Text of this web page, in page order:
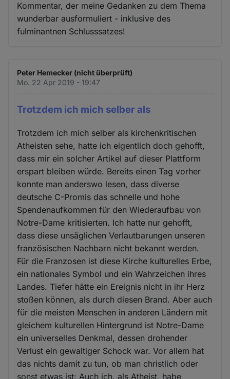
Kommentar, der meine Gedanken zu dem Thema
wunderbar ausformuliert - inklusive des
fulminantnen Schlusssatzes!
Peter Hemecker (nicht überprüft)
Mo. 22 Apr 2019 - 19:47
Trotzdem ich mich selber als
Trotzdem ich mich selber als kirchenkritischen
Atheisten sehe, hatte ich eigentlich doch gehofft,
dass mir ein solcher Artikel auf dieser Plattform
erspart bleiben würde. Bereits einen Tag vorher
konnte man anderswo lesen, dass diverse
deutsche C-Promis das schnelle und hohe
Spendenaufkommen für den Wiederaufbau von
Notre-Dame kritisierten. Ich hatte nur gehofft,
dass diese unsäglichen Verlautbarungen unseren
französischen Nachbarn nicht bekannt werden.
Für die Franzosen ist diese Kirche kulturelles Erbe,
ein nationales Symbol und ein Wahrzeichen ihres
Landes. Tiefer hätte ein Ereignis nicht in ihr Herz
stoßen können, als durch diesen Brand. Aber auch
für die meisten Menschen in anderen Ländern mit
gleichem kulturellen Hintergrund ist Notre-Dame
ein universelles Denkmal, dessen drohender
Verlust ein gewaltiger Schock war. Vor allem hat
das nichts damit zu tun, ob man christlich oder
sonst etwas ist: Auch ich, als Atheist, habe